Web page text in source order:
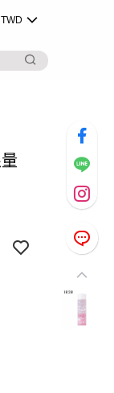
TWD